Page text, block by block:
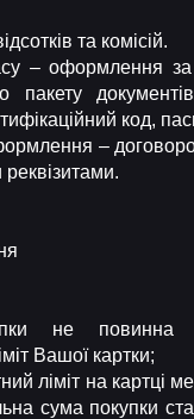
та комісій.
– оформлення
пакету
код,
–
не повинна
Вашої картки;
ліміт на картці
сума покупки